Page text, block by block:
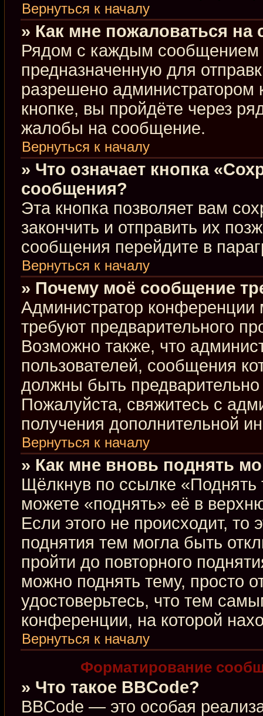
Вернуться к началу
» Как мне пожаловаться
Рядом с каждым сообщением
предназначенную для
разрешено
кнопке, вы пройдёте через
жалобы на сообщение.
Вернуться к началу
» Что означает кнопка
сообщения?
Эта кнопка позволяет вам
закончить и отправить их
сообщения перейдите в
Вернуться к началу
» Почему моё сообщение
Администратор
требуют предварительного
Возможно также, что
пользователей, сообщения
должны быть
Пожалуйста, свяжитесь с
получения дополнительной
Вернуться к началу
» Как мне вновь поднять
Щёлкнув по ссылке
можете «поднять» её в
Если этого не происходит, то
поднятия тем могла быть
пройти до повторного
можно поднять тему, просто
удостоверьтесь, что тем
конференции, на которой
Вернуться к началу
Форматирование
» Что такое BBCode?
BBCode — это особая